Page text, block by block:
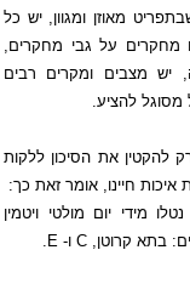
מאוזן ומגוון, יש כל
על גבי מחקרים,
יש מצבים ומקרים רבים
להציע.
להקטין את הסיכון ללקות
חיינו, אומר זאת כך:
מידי יום מולטי ויטמין
בתא קרוטן, C ו- E